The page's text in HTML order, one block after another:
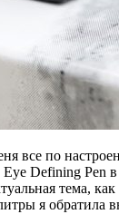
все по
Defining Pen
тема,
я обратила